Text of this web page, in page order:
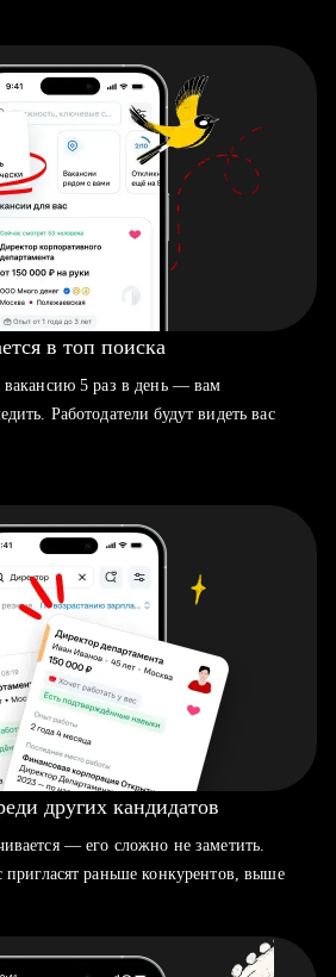
в топ поиска
5 раз в день — вам
Работодатели будут видеть вас
других кандидатов
— его сложно не заметить.
пригласят раньше конкурентов, выше